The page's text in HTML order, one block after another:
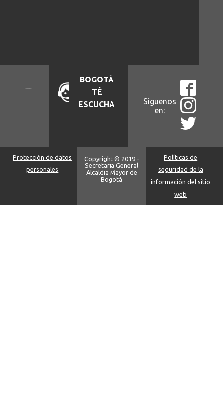
BOGOTÁ
TÉ
ESCUCHA
Siguenos
en:
Protección de datos
personales
Copyright © 2019 -
Secretaria General
Alcaldia Mayor de
Bogotá
Políticas de
seguridad de la
información del sitio
web